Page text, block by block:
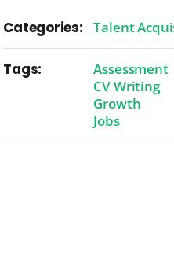
Categories: Talent
Tags:
Assessment
CV Writing
Growth
Jobs